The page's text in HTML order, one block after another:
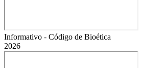
Informativo - Código de Bioética
2026